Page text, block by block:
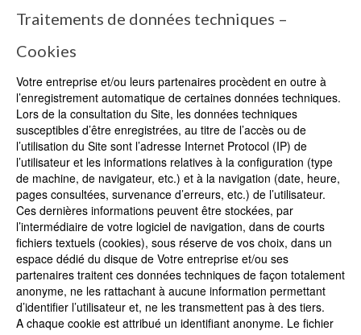
Traitements de données techniques –
Cookies
Votre entreprise et/ou leurs partenaires procèdent en outre à
l’enregistrement automatique de certaines données techniques.
Lors de la consultation du Site, les données techniques
susceptibles d’être enregistrées, au titre de l’accès ou de
l’utilisation du Site sont l’adresse Internet Protocol (IP) de
l’utilisateur et les informations relatives à la configuration (type
de machine, de navigateur, etc.) et à la navigation (date, heure,
pages consultées, survenance d’erreurs, etc.) de l’utilisateur.
Ces dernières informations peuvent être stockées, par
l’intermédiaire de votre logiciel de navigation, dans de courts
fichiers textuels (cookies), sous réserve de vos choix, dans un
espace dédié du disque de Votre entreprise et/ou ses
partenaires traitent ces données techniques de façon totalement
anonyme, ne les rattachant à aucune information permettant
d’identifier l’utilisateur et, ne les transmettent pas à des tiers.
A chaque cookie est attribué un identifiant anonyme. Le fichier